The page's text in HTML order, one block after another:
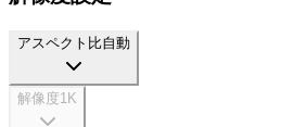
アスペクト比自動
解像度1K